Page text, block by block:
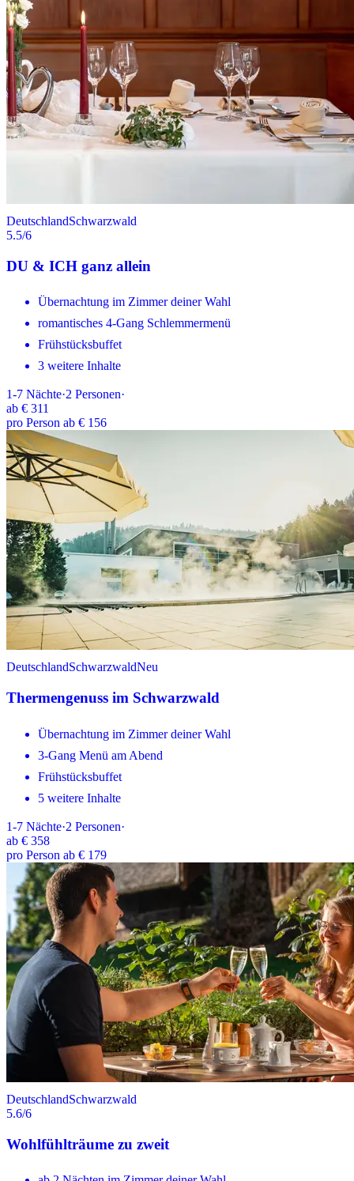
DeutschlandSchwarzwald
5.5/6
DU & ICH ganz allein
Übernachtung im Zimmer deiner Wahl
romantisches 4-Gang Schlemmermenü
Frühstücksbuffet
3 weitere Inhalte
1-7 Nächte·2 Personen·
ab € 311
pro Person ab € 156
DeutschlandSchwarzwaldNeu
Thermengenuss im Schwarzwald
Übernachtung im Zimmer deiner Wahl
3-Gang Menü am Abend
Frühstücksbuffet
5 weitere Inhalte
1-7 Nächte·2 Personen·
ab € 358
pro Person ab € 179
DeutschlandSchwarzwald
5.6/6
Wohlfühlträume zu zweit